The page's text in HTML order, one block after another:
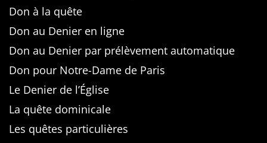
Don à la quête
Don au Denier en ligne
Don au Denier par prélèvement automatique
Don pour Notre-Dame de Paris
Le Denier de l’Église
La quête dominicale
Les quêtes particulières